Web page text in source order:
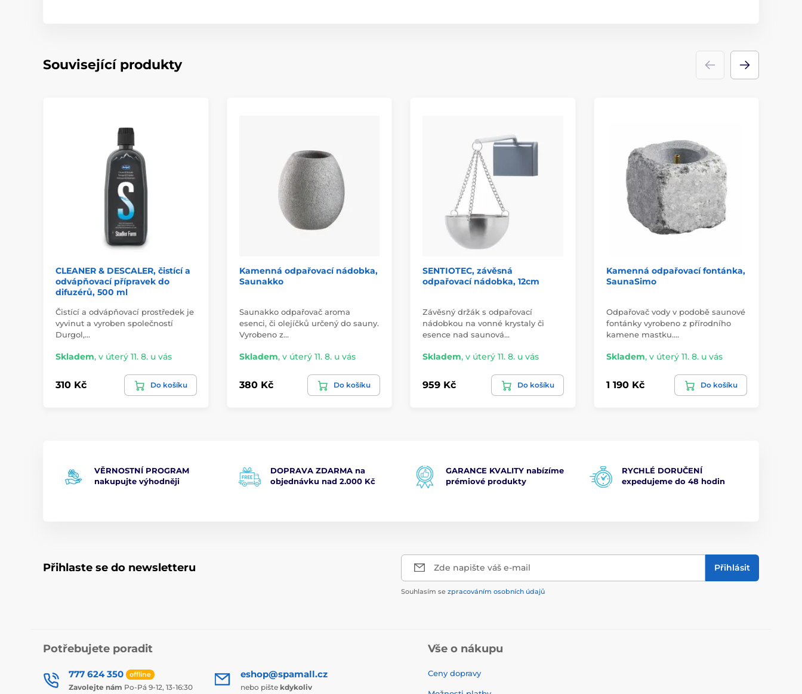
Související produkty
CLEANER & DESCALER, čistící a
odvápňovací přípravek do
difuzérů, 500 ml
Čistící a odvápňovací prostředek je
vyvinut a vyroben společností
Durgol,…
Skladem, v úterý 11. 8. u vás
310 Kč Do košíku
Kamenná odpařovací nádobka,
Saunakko
Saunakko odpařovač aroma
esenci, či olejíčků určený do sauny.
Vyrobeno z…
Skladem, v úterý 11. 8. u vás
380 Kč Do košíku
SENTIOTEC, závěsná
odpařovací nádobka, 12cm
Závěsný držák s odpařovací
nádobkou na vonné krystaly či
esence nad saunová…
Skladem, v úterý 11. 8. u vás
959 Kč Do košíku
Kamenná odpařovací fontánka,
SaunaSimo
Odpařovač vody v podobě saunové
fontánky vyrobeno z přírodního
kamene mastku.…
Skladem, v úterý 11. 8. u vás
1 190 Kč Do košíku
VĚRNOSTNÍ PROGRAM
nakupujte výhodněji
DOPRAVA ZDARMA na
objednávku nad 2.000 Kč
GARANCE KVALITY nabízíme
prémiové produkty
RYCHLÉ DORUČENÍ
expedujeme do 48 hodin
Přihlaste se do newsletteru Zde napište váš e-mail Přihlásit
Souhlasím se zpracováním osobních údajů
Potřebujete poradit
777 624 350 offline
Zavolejte nám Po-Pá 9-12, 13-16:30
eshop@spamall.cz
nebo pište kdykoliv
Vše o nákupu
Ceny dopravy